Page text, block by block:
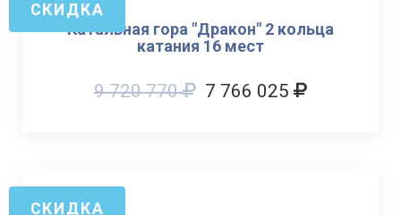
Катальная гора "Дракон" 2 кольца
катания 16 мест
9 720 770 7 766 025
СКИДКА
СКИДКА